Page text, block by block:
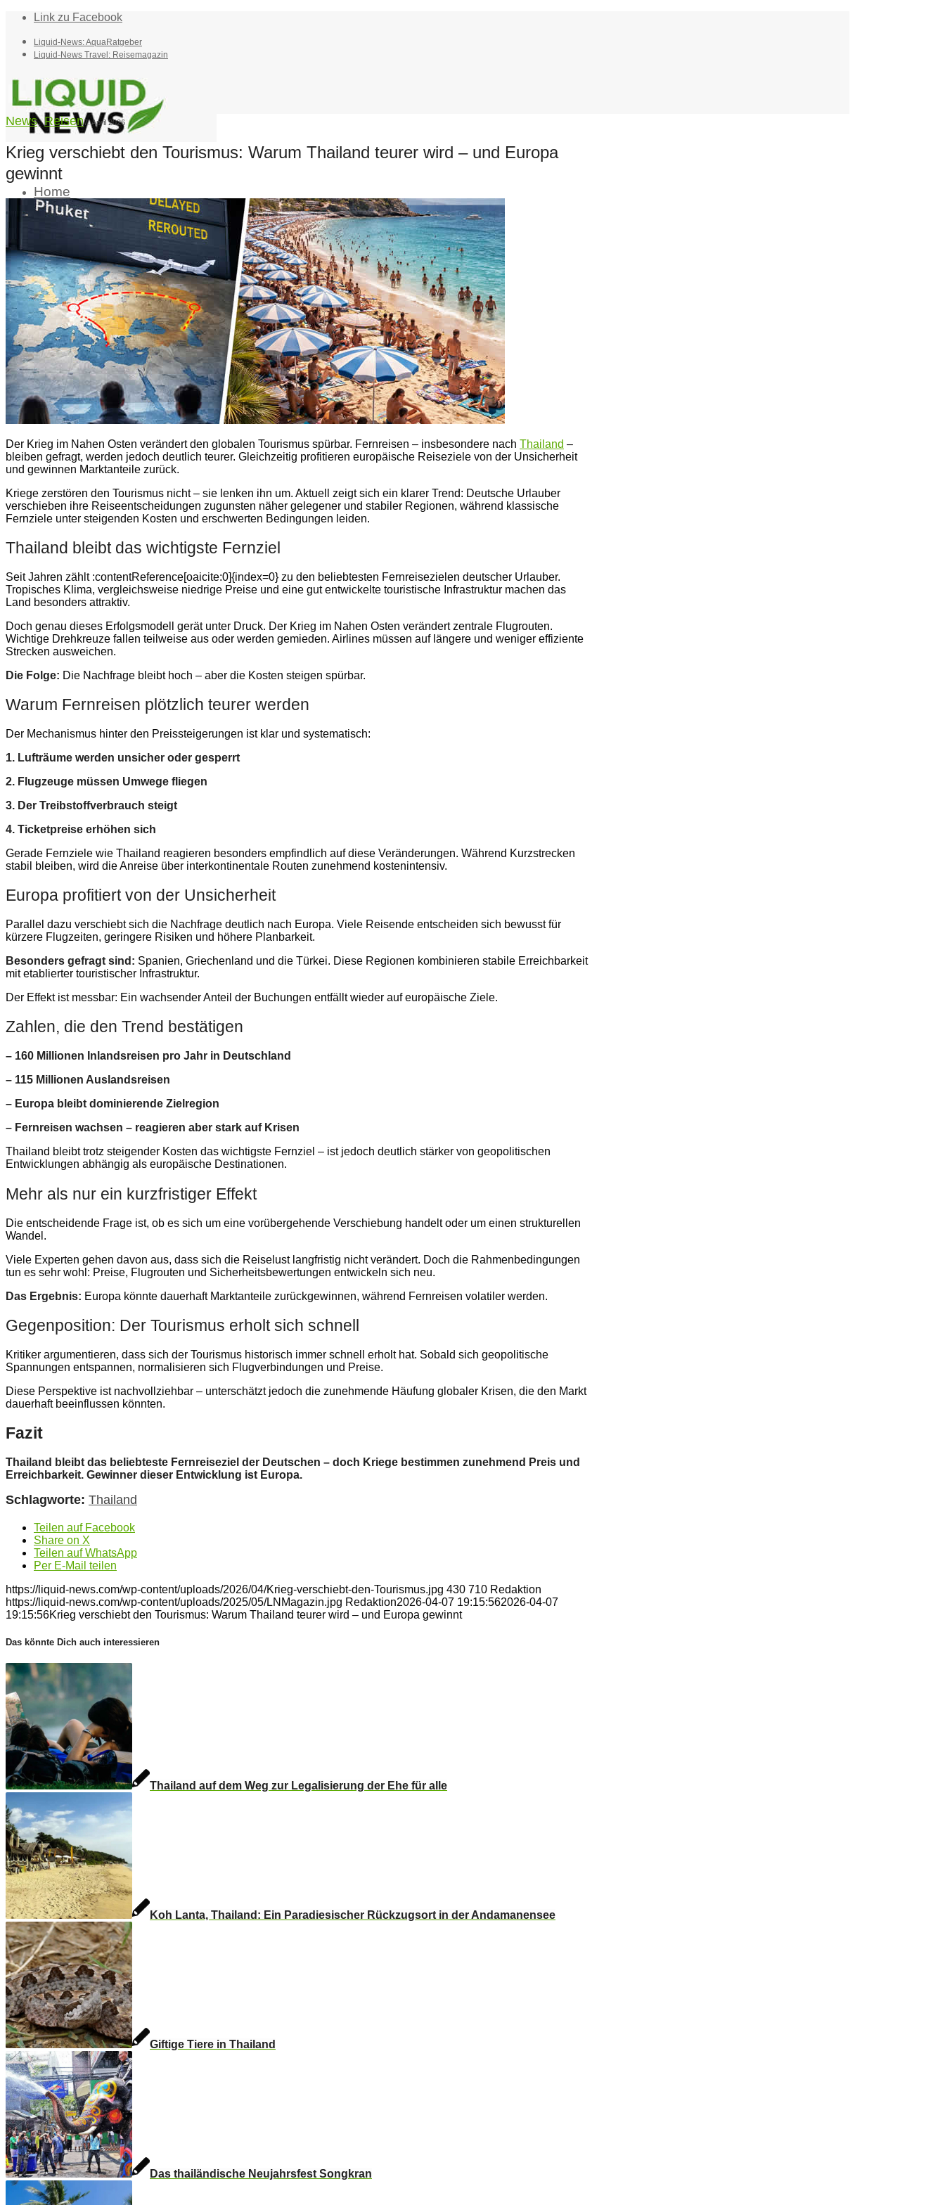
Link zu Facebook
Liquid-News: AquaRatgeber
Liquid-News Travel: Reisemagazin
Home
Menü Menü
News,Reisen7. April 2026
Krieg verschiebt den Tourismus: Warum Thailand teurer wird – und Europa
gewinnt
Der Krieg im Nahen Osten verändert den globalen Tourismus spürbar. Fernreisen – insbesondere nach Thailand –
bleiben gefragt, werden jedoch deutlich teurer. Gleichzeitig profitieren europäische Reiseziele von der Unsicherheit
und gewinnen Marktanteile zurück.
Kriege zerstören den Tourismus nicht – sie lenken ihn um. Aktuell zeigt sich ein klarer Trend: Deutsche Urlauber
verschieben ihre Reiseentscheidungen zugunsten näher gelegener und stabiler Regionen, während klassische
Fernziele unter steigenden Kosten und erschwerten Bedingungen leiden.
Thailand bleibt das wichtigste Fernziel
Seit Jahren zählt :contentReference[oaicite:0]{index=0} zu den beliebtesten Fernreisezielen deutscher Urlauber.
Tropisches Klima, vergleichsweise niedrige Preise und eine gut entwickelte touristische Infrastruktur machen das
Land besonders attraktiv.
Doch genau dieses Erfolgsmodell gerät unter Druck. Der Krieg im Nahen Osten verändert zentrale Flugrouten.
Wichtige Drehkreuze fallen teilweise aus oder werden gemieden. Airlines müssen auf längere und weniger effiziente
Strecken ausweichen.
Die Folge: Die Nachfrage bleibt hoch – aber die Kosten steigen spürbar.
Warum Fernreisen plötzlich teurer werden
Der Mechanismus hinter den Preissteigerungen ist klar und systematisch:
1. Lufträume werden unsicher oder gesperrt
2. Flugzeuge müssen Umwege fliegen
3. Der Treibstoffverbrauch steigt
4. Ticketpreise erhöhen sich
Gerade Fernziele wie Thailand reagieren besonders empfindlich auf diese Veränderungen. Während Kurzstrecken
stabil bleiben, wird die Anreise über interkontinentale Routen zunehmend kostenintensiv.
Europa profitiert von der Unsicherheit
Parallel dazu verschiebt sich die Nachfrage deutlich nach Europa. Viele Reisende entscheiden sich bewusst für
kürzere Flugzeiten, geringere Risiken und höhere Planbarkeit.
Besonders gefragt sind: Spanien, Griechenland und die Türkei. Diese Regionen kombinieren stabile Erreichbarkeit
mit etablierter touristischer Infrastruktur.
Der Effekt ist messbar: Ein wachsender Anteil der Buchungen entfällt wieder auf europäische Ziele.
Zahlen, die den Trend bestätigen
– 160 Millionen Inlandsreisen pro Jahr in Deutschland
– 115 Millionen Auslandsreisen
– Europa bleibt dominierende Zielregion
– Fernreisen wachsen – reagieren aber stark auf Krisen
Thailand bleibt trotz steigender Kosten das wichtigste Fernziel – ist jedoch deutlich stärker von geopolitischen
Entwicklungen abhängig als europäische Destinationen.
Mehr als nur ein kurzfristiger Effekt
Die entscheidende Frage ist, ob es sich um eine vorübergehende Verschiebung handelt oder um einen strukturellen
Wandel.
Viele Experten gehen davon aus, dass sich die Reiselust langfristig nicht verändert. Doch die Rahmenbedingungen
tun es sehr wohl: Preise, Flugrouten und Sicherheitsbewertungen entwickeln sich neu.
Das Ergebnis: Europa könnte dauerhaft Marktanteile zurückgewinnen, während Fernreisen volatiler werden.
Gegenposition: Der Tourismus erholt sich schnell
Kritiker argumentieren, dass sich der Tourismus historisch immer schnell erholt hat. Sobald sich geopolitische
Spannungen entspannen, normalisieren sich Flugverbindungen und Preise.
Diese Perspektive ist nachvollziehbar – unterschätzt jedoch die zunehmende Häufung globaler Krisen, die den Markt
dauerhaft beeinflussen könnten.
Fazit
Thailand bleibt das beliebteste Fernreiseziel der Deutschen – doch Kriege bestimmen zunehmend Preis und
Erreichbarkeit. Gewinner dieser Entwicklung ist Europa.
Schlagworte: Thailand
Teilen auf Facebook
Share on X
Teilen auf WhatsApp
Per E-Mail teilen
https://liquid-news.com/wp-content/uploads/2026/04/Krieg-verschiebt-den-Tourismus.jpg 430 710 Redaktion
https://liquid-news.com/wp-content/uploads/2025/05/LNMagazin.jpg Redaktion2026-04-07 19:15:562026-04-07
19:15:56Krieg verschiebt den Tourismus: Warum Thailand teurer wird – und Europa gewinnt
Das könnte Dich auch interessieren
Thailand auf dem Weg zur Legalisierung der Ehe für alle
Koh Lanta, Thailand: Ein Paradiesischer Rückzugsort in der Andamanensee
Giftige Tiere in Thailand
Das thailändische Neujahrsfest Songkran